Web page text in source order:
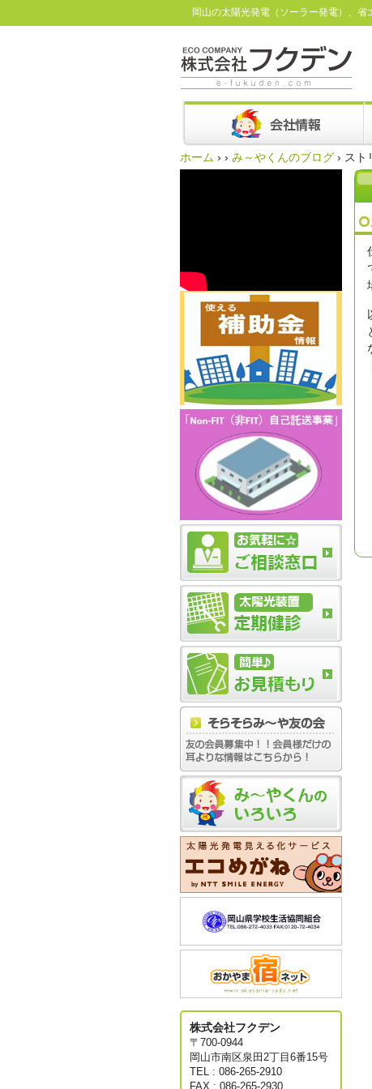
岡山の太陽光発電（ソーラー発電）、
ホーム › › み～やくんのブログ › スト
株式会社フクデン
〒700-0944
岡山市南区泉田2丁目6番15号
TEL : 086-265-2910
FAX : 086-265-2930